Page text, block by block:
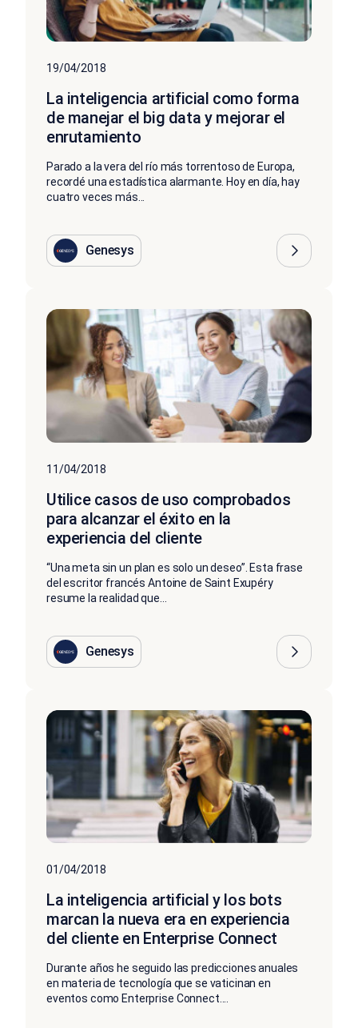
19/04/2018
La inteligencia artificial como forma
de manejar el big data y mejorar el
enrutamiento
Parado a la vera del río más torrentoso de Europa,
recordé una estadística alarmante. Hoy en día, hay
cuatro veces más...
Genesys
11/04/2018
Utilice casos de uso comprobados
para alcanzar el éxito en la
experiencia del cliente
“Una meta sin un plan es solo un deseo”. Esta frase
del escritor francés Antoine de Saint Exupéry
resume la realidad que...
Genesys
01/04/2018
La inteligencia artificial y los bots
marcan la nueva era en experiencia
del cliente en Enterprise Connect
Durante años he seguido las predicciones anuales
en materia de tecnología que se vaticinan en
eventos como Enterprise Connect....